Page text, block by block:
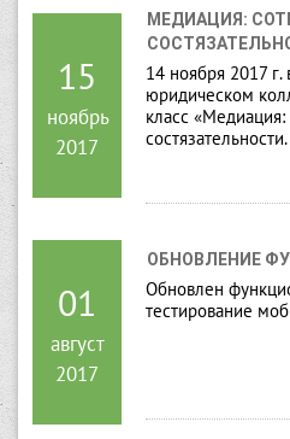
15
ноябрь
2017
МЕДИАЦИЯ:
14 ноября 2017 г.
юридическом
класс «Медиация:
состязательности.
01
август
2017
ОБНОВЛЕНИЕ
Обновлен
тестирование